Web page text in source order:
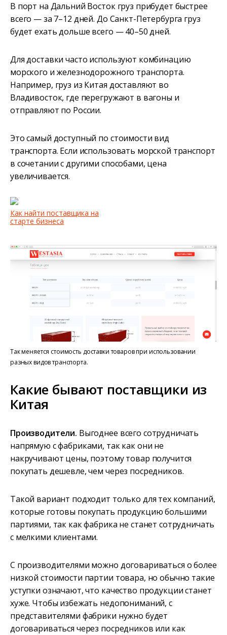
В порт на Дальний Восток груз прибудет быстрее
всего — за 7–12 дней. До Санкт-Петербурга груз
будет ехать дольше всего — 40–50 дней.
Для доставки часто используют комбинацию
морского и железнодорожного транспорта.
Например, груз из Китая доставляют во
Владивосток, где перегружают в вагоны и
отправляют по России.
Это самый доступный по стоимости вид
транспорта. Если использовать морской транспорт
в сочетании с другими способами, цена
увеличивается.
Как найти поставщика на
старте бизнеса
Так меняется стоимость доставки товаров при использовании
разных видов транспорта.
Какие бывают поставщики из
Китая
Производители. Выгоднее всего сотрудничать
напрямую с фабриками, так как они не
накручивают цены, поэтому товар получится
покупать дешевле, чем через посредников.
Такой вариант подходит только для тех компаний,
которые готовы покупать продукцию большими
партиями, так как фабрика не станет сотрудничать
с мелкими клиентами.
С производителями можно договариваться о более
низкой стоимости партии товара, но обычно такие
уступки означают, что качество продукции станет
хуже. Чтобы избежать недопониманий, с
представителями фабрики нужно будет
договариваться через посредников или как